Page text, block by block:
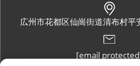
広州市花都区仙崗街道清布村平
[email